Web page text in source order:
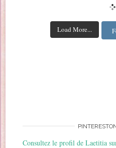
Load More...
Consultez le profil de Laetitia